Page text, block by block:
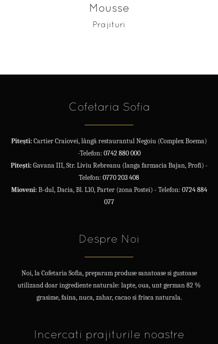
Mousse
Prajituri
Cofetaria Sofia
Pitești: Cartier Craiovei, lângă restaurantul Negoiu (Complex Boema)
-Telefon: 0742 880 000
Pitești: Gavana III, Str. Liviu Rebreanu (langa farmacia Bajan, Profi) -
Telefon: 0770 203 408
Mioveni: B-dul, Dacia, Bl. L10, Parter (zona Postei) - Telefon: 0724 884
077
Despre Noi
Noi, la Cofetaria Sofia, preparam produse sanatoase si gustoase
utilizand doar ingrediente naturale: lapte, oua, unt german 82 %
grasime, faina, nuca, zahar, cacao si frisca naturala.
Incercati prajiturile noastre